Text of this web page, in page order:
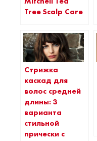
Tree Scalp Care
Стрижка
каскад для
волос средней
длины: 3
варианта
стильной
прически с